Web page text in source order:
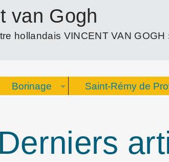
van Gogh
hollandais VINCENT VAN
Borinage Saint-Rémy de
Derniers